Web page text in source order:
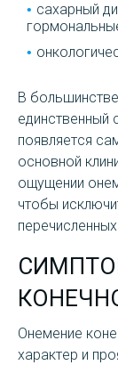
сахарный
В
единственный
появляется
основной
ощущении
чтобы
Онемение
характер и